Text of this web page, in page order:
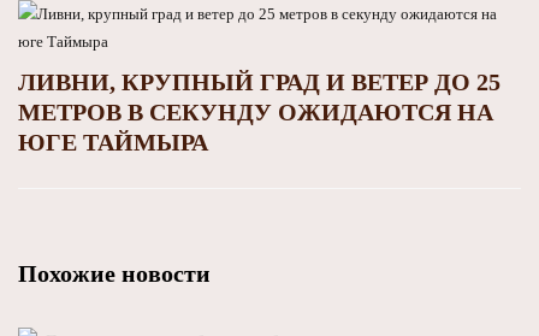
ЛИВНИ, КРУПНЫЙ ГРАД И ВЕТЕР ДО 25
МЕТРОВ В СЕКУНДУ ОЖИДАЮТСЯ НА
ЮГЕ ТАЙМЫРА
Похожие новости